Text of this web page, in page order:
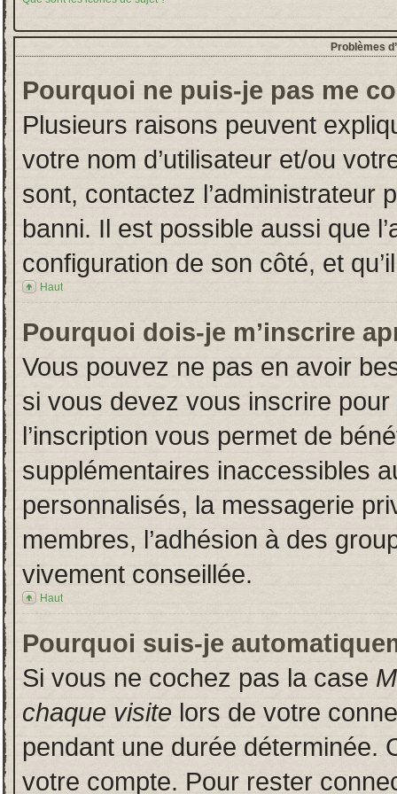
Problèmes
Pourquoi ne puis-je pas me
Plusieurs raisons peuvent
votre nom d’utilisateur et/ou
sont, contactez l’administrateur
banni. Il est possible aussi que
configuration de son côté, et
Haut
Pourquoi dois-je m’inscrire
Vous pouvez ne pas en avoir
si vous devez vous inscrire
l’inscription vous permet de
supplémentaires inaccessibles
personnalisés, la messagerie
membres, l’adhésion à des
vivement conseillée.
Haut
Pourquoi suis-je
Si vous ne cochez pas la case
chaque visite lors de votre
pendant une durée déterminée.
votre compte. Pour rester